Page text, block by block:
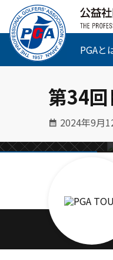
PGAと
第34
2024年9月
優勝争い